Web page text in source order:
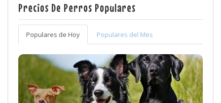
Precios De Perros Populares
Populares de Hoy Populares del Mes